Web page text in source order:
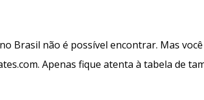
Brasil não é possível encontrar. Mas
. Apenas fique atenta à tabela de